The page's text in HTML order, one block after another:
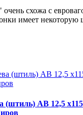
схожа с
имеет некоторую
(штиль) АВ 12,5